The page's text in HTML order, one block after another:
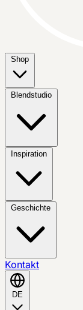
Shop
Blendstudio
Inspiration
Geschichte
Kontakt
DE